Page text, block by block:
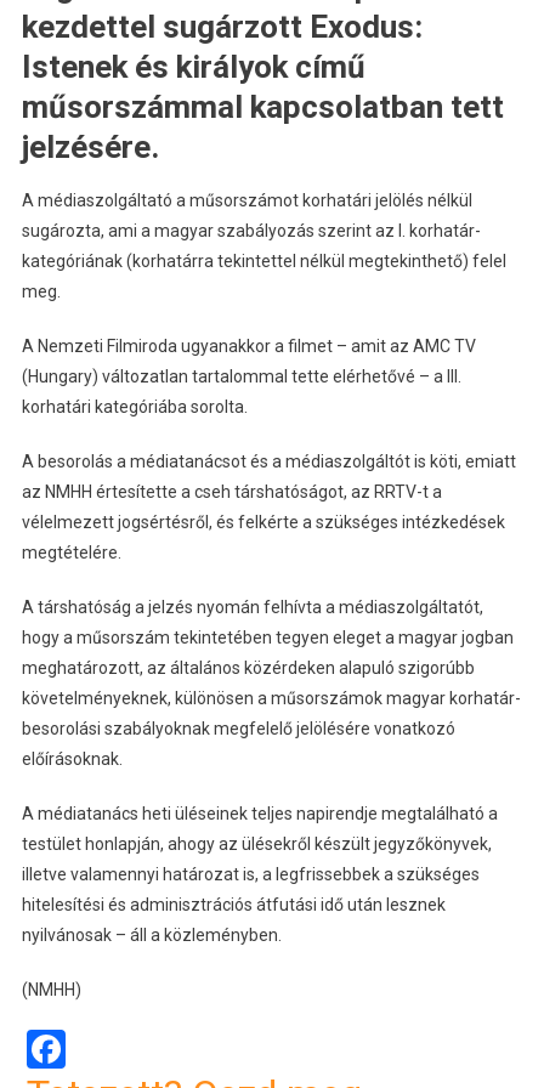
kezdettel sugárzott Exodus:
Istenek és királyok című
műsorszámmal kapcsolatban tett
jelzésére.
A médiaszolgáltató a műsorszámot korhatári jelölés nélkül
sugározta, ami a magyar szabályozás szerint az I. korhatár-
kategóriának (korhatárra tekintettel nélkül megtekinthető) felel
meg.
A Nemzeti Filmiroda ugyanakkor a filmet – amit az AMC TV
(Hungary) változatlan tartalommal tette elérhetővé – a III.
korhatári kategóriába sorolta.
A besorolás a médiatanácsot és a médiaszolgáltót is köti, emiatt
az NMHH értesítette a cseh társhatóságot, az RRTV-t a
vélelmezett jogsértésről, és felkérte a szükséges intézkedések
megtételére.
A társhatóság a jelzés nyomán felhívta a médiaszolgáltatót,
hogy a műsorszám tekintetében tegyen eleget a magyar jogban
meghatározott, az általános közérdeken alapuló szigorúbb
követelményeknek, különösen a műsorszámok magyar korhatár-
besorolási szabályoknak megfelelő jelölésére vonatkozó
előírásoknak.
A médiatanács heti üléseinek teljes napirendje megtalálható a
testület honlapján, ahogy az ülésekről készült jegyzőkönyvek,
illetve valamennyi határozat is, a legfrissebbek a szükséges
hitelesítési és adminisztrációs átfutási idő után lesznek
nyilvánosak – áll a közleményben.
(NMHH)
Facebook